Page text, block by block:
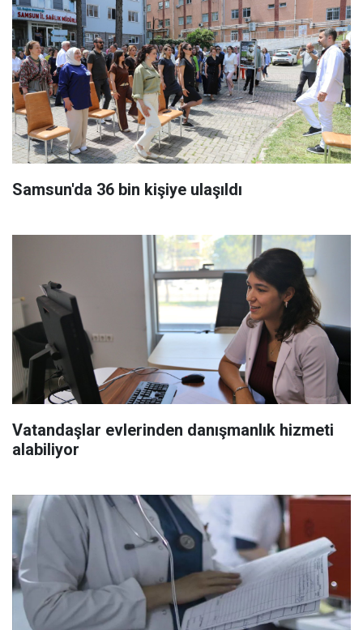
Samsun'da 36 bin kişiye ulaşıldı
Vatandaşlar evlerinden danışmanlık hizmeti
alabiliyor